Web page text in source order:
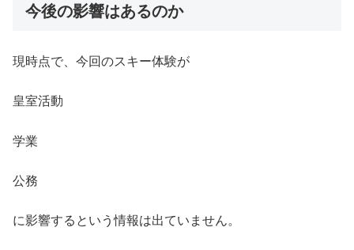
今後の影響はあるのか
現時点で、今回のスキー体験が
皇室活動
学業
公務
に影響するという情報は出ていません。